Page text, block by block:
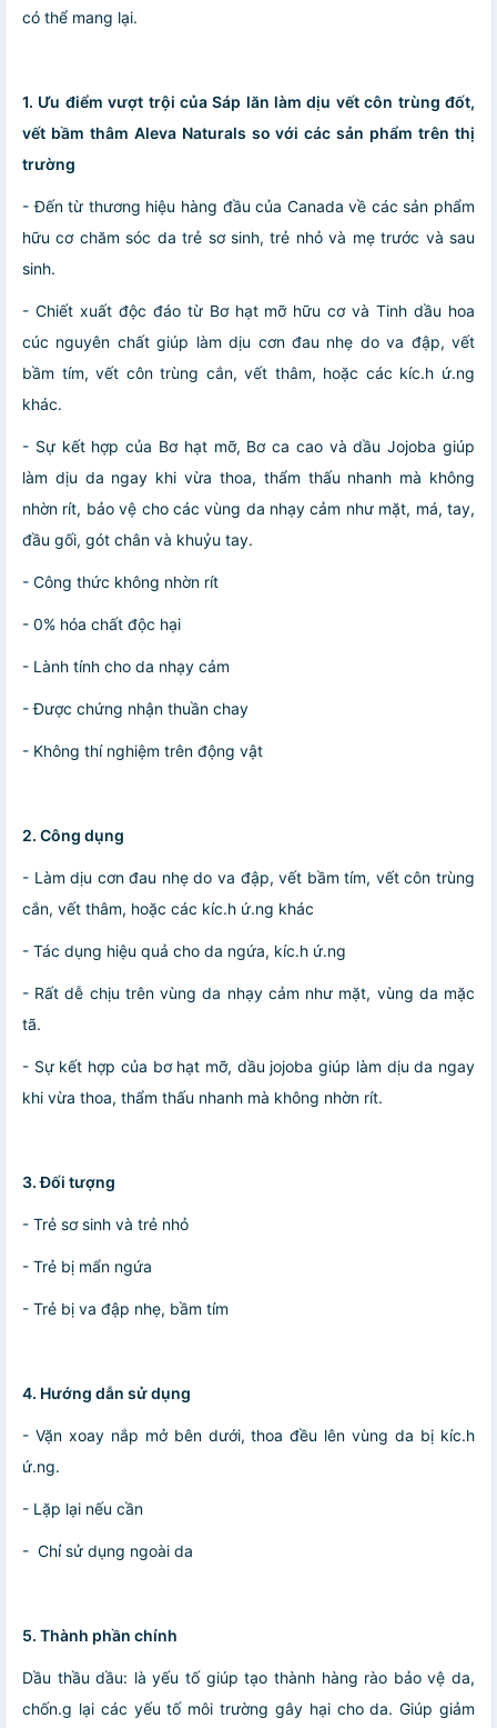
có thể mang lại.
1. Ưu điểm vượt trội của Sáp lăn làm dịu vết côn trùng đốt,
vết bầm thâm Aleva Naturals so với các sản phẩm trên thị
trường
- Đến từ thương hiệu hàng đầu của Canada về các sản phẩm
hữu cơ chăm sóc da trẻ sơ sinh, trẻ nhỏ và mẹ trước và sau
sinh.
- Chiết xuất độc đáo từ Bơ hạt mỡ hữu cơ và Tinh dầu hoa
cúc nguyên chất giúp làm dịu cơn đau nhẹ do va đập, vết
bầm tím, vết côn trùng cắn, vết thâm, hoặc các kíc.h ứ.ng
khác.
- Sự kết hợp của Bơ hạt mỡ, Bơ ca cao và dầu Jojoba giúp
làm dịu da ngay khi vừa thoa, thẩm thấu nhanh mà không
nhờn rít, bảo vệ cho các vùng da nhạy cảm như mặt, má, tay,
đầu gối, gót chân và khuỷu tay.
- Công thức không nhờn rít
- 0% hóa chất độc hại
- Lành tính cho da nhạy cảm
- Được chứng nhận thuần chay
- Không thí nghiệm trên động vật
2. Công dụng
- Làm dịu cơn đau nhẹ do va đập, vết bầm tím, vết côn trùng
cắn, vết thâm, hoặc các kíc.h ứ.ng khác
- Tác dụng hiệu quả cho da ngứa, kíc.h ứ.ng
- Rất dễ chịu trên vùng da nhạy cảm như mặt, vùng da mặc
tã.
- Sự kết hợp của bơ hạt mỡ, dầu jojoba giúp làm dịu da ngay
khi vừa thoa, thẩm thấu nhanh mà không nhờn rít.
3. Đối tượng
- Trẻ sơ sinh và trẻ nhỏ
- Trẻ bị mẩn ngứa
- Trẻ bị va đập nhẹ, bầm tím
4. Hướng dẫn sử dụng
- Vặn xoay nắp mở bên dưới, thoa đều lên vùng da bị kíc.h
ứ.ng.
- Lặp lại nếu cần
- Chỉ sử dụng ngoài da
5. Thành phần chính
Dầu thầu dầu: là yếu tố giúp tạo thành hàng rào bảo vệ da,
chốn.g lại các yếu tố môi trường gây hại cho da. Giúp giảm